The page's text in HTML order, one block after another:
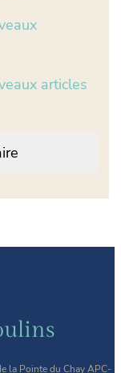
articles
la Pointe du Chay APC-